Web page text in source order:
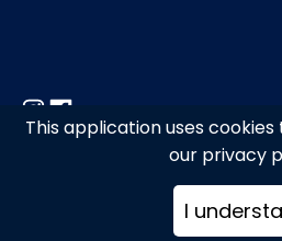
This application uses
our privacy
I
Μακρυγιάννη 27, Ακρόπολη